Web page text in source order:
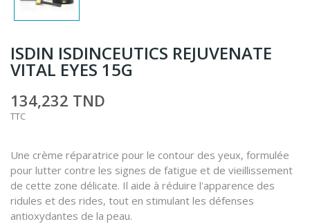
ISDIN ISDINCEUTICS REJUVENATE
VITAL EYES 15G
134,232 TND
TTC
Une crème réparatrice pour le contour des yeux, formulée
pour lutter contre les signes de fatigue et de vieillissement
de cette zone délicate. Il aide à réduire l'apparence des
ridules et des rides, tout en stimulant les défenses
antioxydantes de la peau.